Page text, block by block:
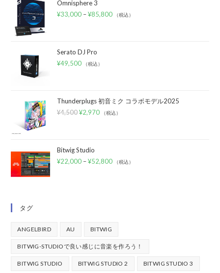
Omnisphere 3
¥33,000 –¥85,800 （税込）
Serato DJ Pro
¥49,500 （税込）
Thunderplugs 初音ミク コラボモデル2025
¥4,500 ¥2,970 （税込）
Bitwig Studio
¥22,000 –¥52,800 （税込）
タグ
ANGELBIRD AU BITWIG
BITWIG-STUDIOで良い感じに音楽を作ろう！
BITWIG STUDIO BITWIG STUDIO 2 BITWIG STUDIO 3